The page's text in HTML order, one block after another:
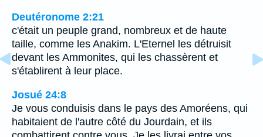
Deutéronome 2:21
c'était un peuple grand, nombreux et de haute
taille, comme les Anakim. L'Eternel les détruisit
devant les Ammonites, qui les chassèrent et
s'établirent à leur place.
Josué 24:8
Je vous conduisis dans le pays des Amoréens, qui
habitaient de l'autre côté du Jourdain, et ils